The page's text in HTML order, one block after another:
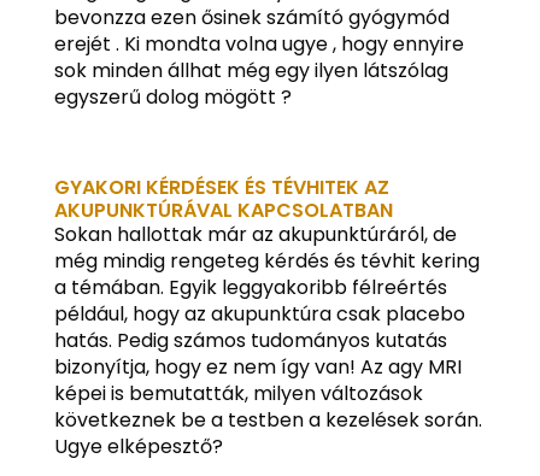
bevonzza ezen ősinek számító gyógymód
erejét . Ki mondta volna ugye , hogy ennyire
sok minden állhat még egy ilyen látszólag
egyszerű dolog mögött ?
GYAKORI KÉRDÉSEK ÉS TÉVHITEK AZ
AKUPUNKTÚRÁVAL KAPCSOLATBAN
Sokan hallottak már az akupunktúráról, de
még mindig rengeteg kérdés és tévhit kering
a témában. Egyik leggyakoribb félreértés
például, hogy az akupunktúra csak placebo
hatás. Pedig számos tudományos kutatás
bizonyítja, hogy ez nem így van! Az agy MRI
képei is bemutatták, milyen változások
következnek be a testben a kezelések során.
Ugye elképesztő?